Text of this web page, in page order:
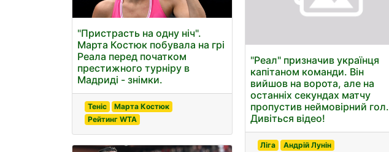
"Пристрасть на одну ніч".
Марта Костюк побувала на грі
Реала перед початком
престижного турніру в
Мадриді - знімки.
Теніс
Марта Костюк
Рейтинг WTA
"Реал" призначив українця
капітаном команди. Він
вийшов на ворота, але на
останніх секундах матчу
пропустив неймовірний гол.
Дивіться відео!
Ліга
Андрій Лунін